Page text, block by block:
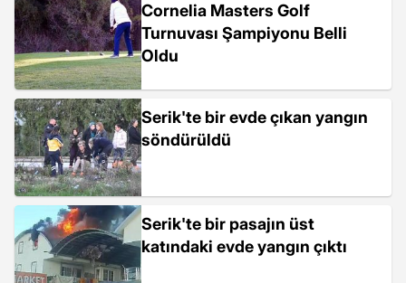
Cornelia Masters Golf
Turnuvası Şampiyonu Belli
Oldu
Serik'te bir evde çıkan yangın
söndürüldü
Serik'te bir pasajın üst
katındaki evde yangın çıktı